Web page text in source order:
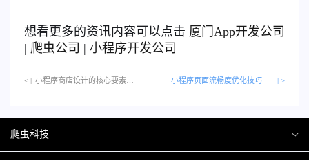
想看更多的资讯内容可以点击 厦门 App开发公司
| 爬虫公司 | 小程序开发公司
< | 小程序商店设计的核心要素… 小程序页面流畅度优化技巧 | >
爬虫科技